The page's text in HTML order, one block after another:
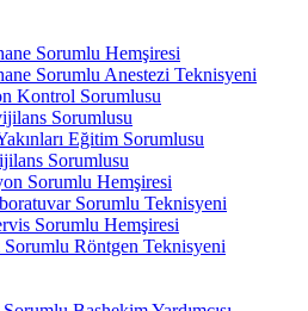
Sorumlu Hemşiresi
Sorumlu Anestezi Teknisyeni
Kontrol Sorumlusu
Sorumlusu
Eğitim Sorumlusu
Sorumlusu
Sorumlu Hemşiresi
Sorumlu Teknisyeni
Sorumlu Hemşiresi
Röntgen Teknisyeni